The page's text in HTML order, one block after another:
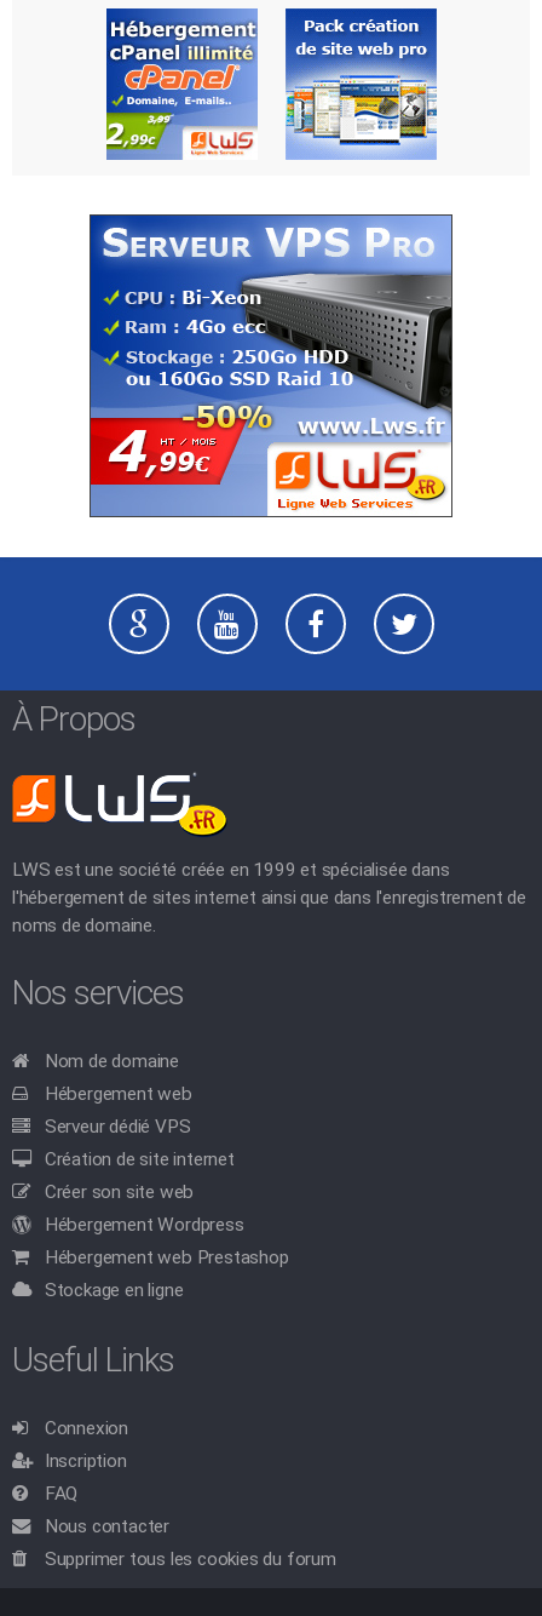
À Propos
LWS est une société créée en 1999 et spécialisée dans
l'hébergement de sites internet ainsi que dans l'enregistrement de
noms de domaine.
Nos services
Nom de domaine
Hébergement web
Serveur dédié VPS
Création de site internet
Créer son site web
Hébergement Wordpress
Hébergement web Prestashop
Stockage en ligne
Useful Links
Connexion
Inscription
FAQ
Nous contacter
Supprimer tous les cookies du forum